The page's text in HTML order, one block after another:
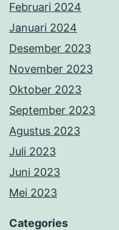
Februari 2024
Januari 2024
Desember 2023
November 2023
Oktober 2023
September 2023
Agustus 2023
Juli 2023
Juni 2023
Mei 2023
Categories